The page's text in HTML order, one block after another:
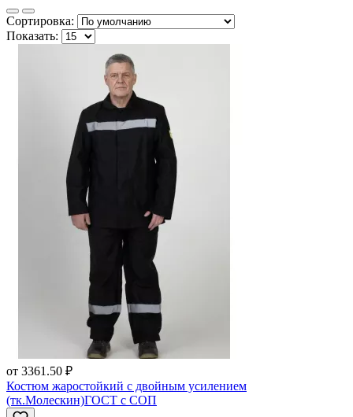
Сортировка:
Показать:
от 3361.50 ₽
Костюм жаростойкий с двойным усилением
(тк.Молескин)ГОСТ с СОП